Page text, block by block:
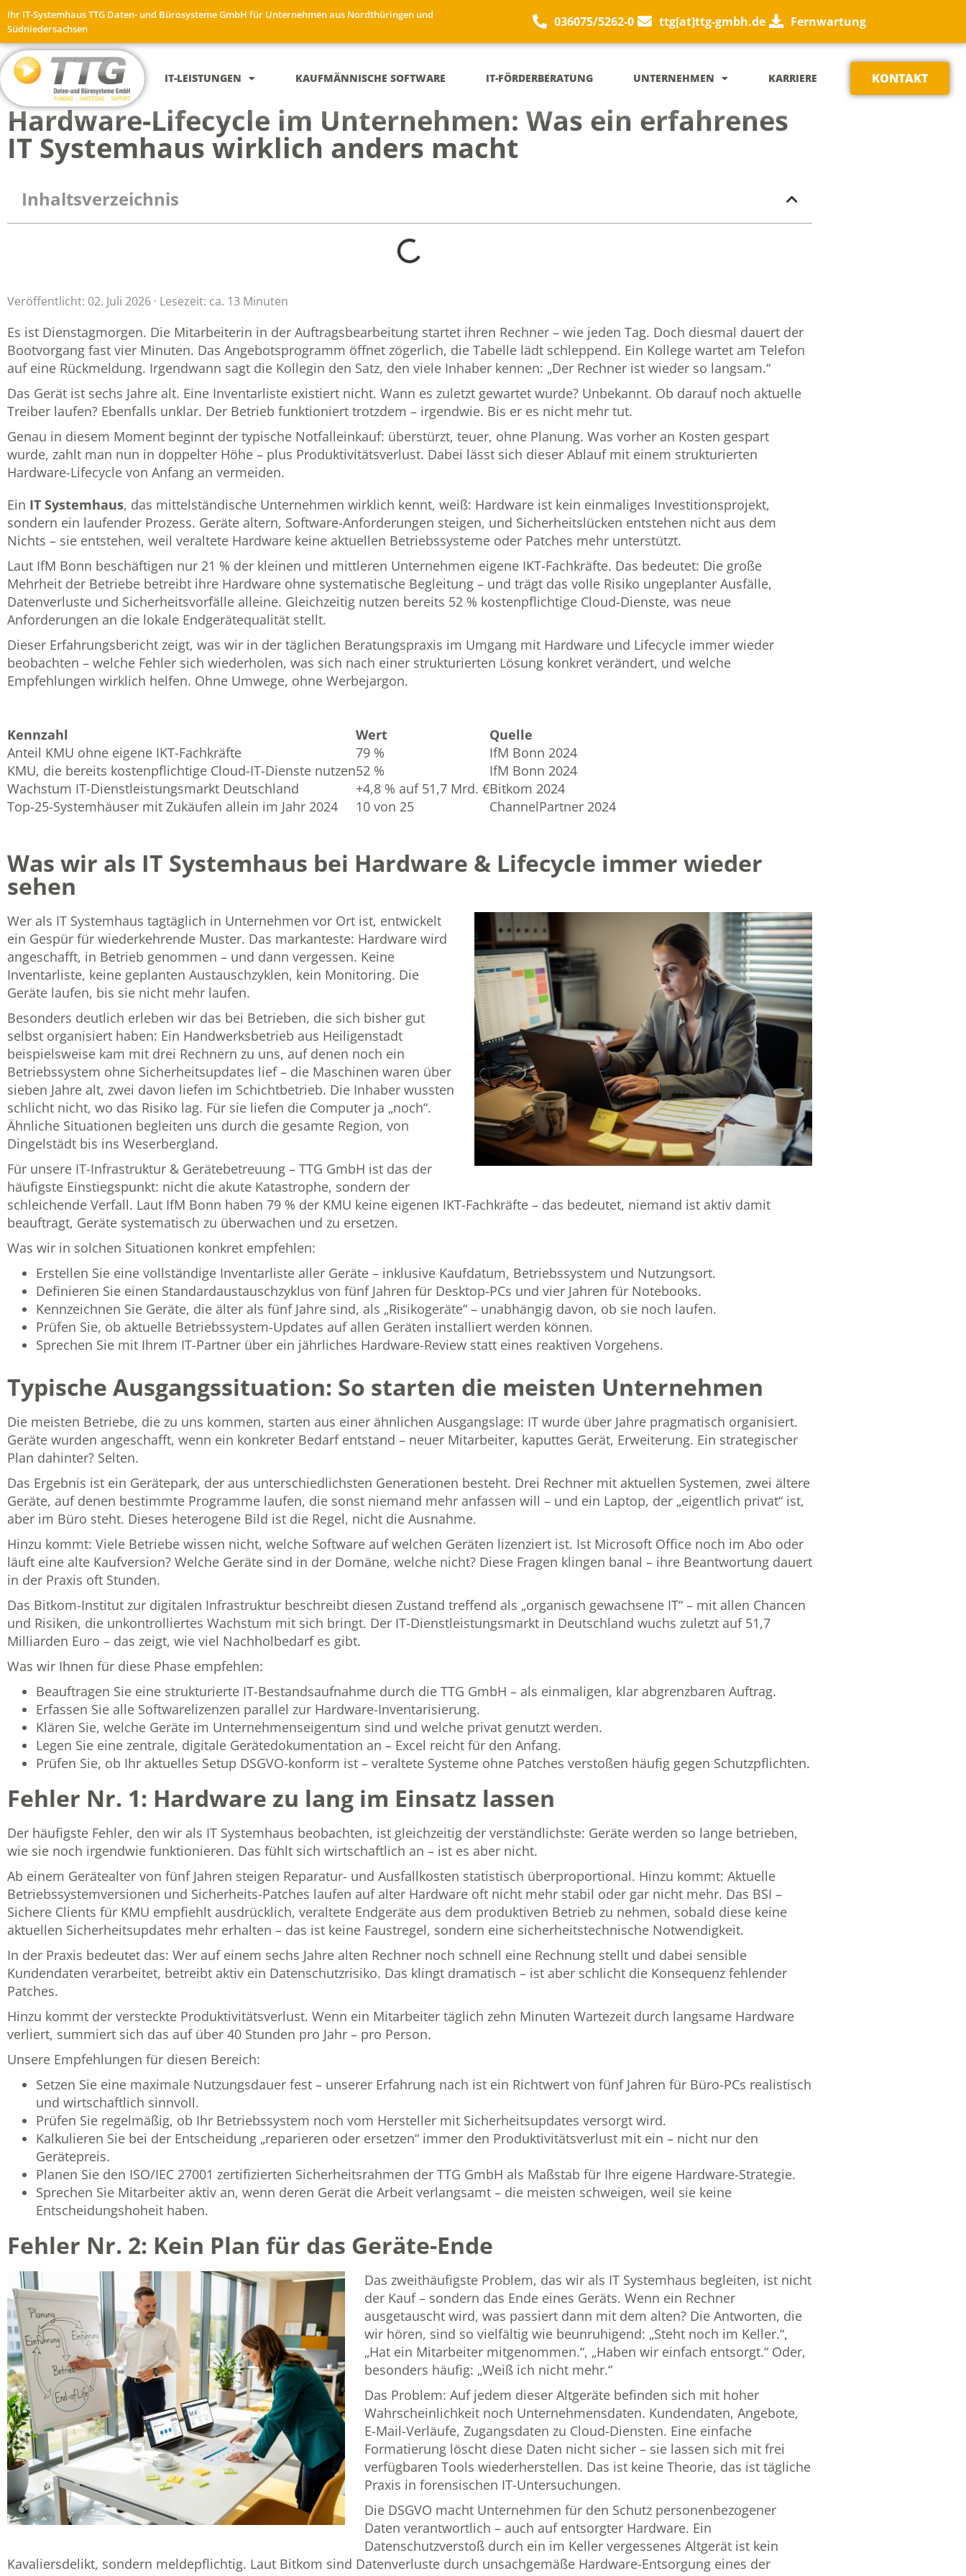
Ihr IT-Systemhaus TTG Daten- und Bürosysteme GmbH für Unternehmen aus Nordthüringen und
Südniedersachsen
036075/5262-0 ttg[at]ttg-gmbh.de Fernwartung
IT-LEISTUNGEN KAUFMÄNNISCHE SOFTWARE IT-FÖRDERBERATUNG UNTERNEHMEN KARRIERE KONTAKT
Hardware-Lifecycle im Unternehmen: Was ein erfahrenes
IT Systemhaus wirklich anders macht
Inhaltsverzeichnis
Veröffentlicht: 02. Juli 2026 · Lesezeit: ca. 13 Minuten
Es ist Dienstagmorgen. Die Mitarbeiterin in der Auftragsbearbeitung startet ihren Rechner – wie jeden Tag. Doch diesmal dauert der
Bootvorgang fast vier Minuten. Das Angebotsprogramm öffnet zögerlich, die Tabelle lädt schleppend. Ein Kollege wartet am Telefon
auf eine Rückmeldung. Irgendwann sagt die Kollegin den Satz, den viele Inhaber kennen: „Der Rechner ist wieder so langsam.“
Das Gerät ist sechs Jahre alt. Eine Inventarliste existiert nicht. Wann es zuletzt gewartet wurde? Unbekannt. Ob darauf noch aktuelle
Treiber laufen? Ebenfalls unklar. Der Betrieb funktioniert trotzdem – irgendwie. Bis er es nicht mehr tut.
Genau in diesem Moment beginnt der typische Notfalleinkauf: überstürzt, teuer, ohne Planung. Was vorher an Kosten gespart
wurde, zahlt man nun in doppelter Höhe – plus Produktivitätsverlust. Dabei lässt sich dieser Ablauf mit einem strukturierten
Hardware-Lifecycle von Anfang an vermeiden.
Ein IT Systemhaus, das mittelständische Unternehmen wirklich kennt, weiß: Hardware ist kein einmaliges Investitionsprojekt,
sondern ein laufender Prozess. Geräte altern, Software-Anforderungen steigen, und Sicherheitslücken entstehen nicht aus dem
Nichts – sie entstehen, weil veraltete Hardware keine aktuellen Betriebssysteme oder Patches mehr unterstützt.
Laut IfM Bonn beschäftigen nur 21 % der kleinen und mittleren Unternehmen eigene IKT-Fachkräfte. Das bedeutet: Die große
Mehrheit der Betriebe betreibt ihre Hardware ohne systematische Begleitung – und trägt das volle Risiko ungeplanter Ausfälle,
Datenverluste und Sicherheitsvorfälle alleine. Gleichzeitig nutzen bereits 52 % kostenpflichtige Cloud-Dienste, was neue
Anforderungen an die lokale Endgerätequalität stellt.
Dieser Erfahrungsbericht zeigt, was wir in der täglichen Beratungspraxis im Umgang mit Hardware und Lifecycle immer wieder
beobachten – welche Fehler sich wiederholen, was sich nach einer strukturierten Lösung konkret verändert, und welche
Empfehlungen wirklich helfen. Ohne Umwege, ohne Werbejargon.
Kennzahl Wert
Quelle
Anteil KMU ohne eigene IKT-Fachkräfte
79 %
IfM Bonn 2024
KMU, die bereits kostenpflichtige Cloud-IT-Dienste nutzen52 %
IfM Bonn 2024
Wachstum IT-Dienstleistungsmarkt Deutschland
+4,8 % auf 51,7 Mrd. €Bitkom 2024
Top-25-Systemhäuser mit Zukäufen allein im Jahr 2024
10 von 25 ChannelPartner 2024
Was wir als IT Systemhaus bei Hardware & Lifecycle immer wieder
sehen
Wer als IT Systemhaus tagtäglich in Unternehmen vor Ort ist, entwickelt
ein Gespür für wiederkehrende Muster. Das markanteste: Hardware wird
angeschafft, in Betrieb genommen – und dann vergessen. Keine
Inventarliste, keine geplanten Austauschzyklen, kein Monitoring. Die
Geräte laufen, bis sie nicht mehr laufen.
Besonders deutlich erleben wir das bei Betrieben, die sich bisher gut
selbst organisiert haben: Ein Handwerksbetrieb aus Heiligenstadt
beispielsweise kam mit drei Rechnern zu uns, auf denen noch ein
Betriebssystem ohne Sicherheitsupdates lief – die Maschinen waren über
sieben Jahre alt, zwei davon liefen im Schichtbetrieb. Die Inhaber wussten
schlicht nicht, wo das Risiko lag. Für sie liefen die Computer ja „noch“.
Ähnliche Situationen begleiten uns durch die gesamte Region, von
Dingelstädt bis ins Weserbergland.
Für unsere IT-Infrastruktur & Gerätebetreuung – TTG GmbH ist das der
häufigste Einstiegspunkt: nicht die akute Katastrophe, sondern der
schleichende Verfall. Laut IfM Bonn haben 79 % der KMU keine eigenen IKT-Fachkräfte – das bedeutet, niemand ist aktiv damit
beauftragt, Geräte systematisch zu überwachen und zu ersetzen.
Was wir in solchen Situationen konkret empfehlen:
Erstellen Sie eine vollständige Inventarliste aller Geräte – inklusive Kaufdatum, Betriebssystem und Nutzungsort.
Definieren Sie einen Standardaustauschzyklus von fünf Jahren für Desktop-PCs und vier Jahren für Notebooks.
Kennzeichnen Sie Geräte, die älter als fünf Jahre sind, als „Risikogeräte“ – unabhängig davon, ob sie noch laufen.
Prüfen Sie, ob aktuelle Betriebssystem-Updates auf allen Geräten installiert werden können.
Sprechen Sie mit Ihrem IT-Partner über ein jährliches Hardware-Review statt eines reaktiven Vorgehens.
Typische Ausgangssituation: So starten die meisten Unternehmen
Die meisten Betriebe, die zu uns kommen, starten aus einer ähnlichen Ausgangslage: IT wurde über Jahre pragmatisch organisiert.
Geräte wurden angeschafft, wenn ein konkreter Bedarf entstand – neuer Mitarbeiter, kaputtes Gerät, Erweiterung. Ein strategischer
Plan dahinter? Selten.
Das Ergebnis ist ein Gerätepark, der aus unterschiedlichsten Generationen besteht. Drei Rechner mit aktuellen Systemen, zwei ältere
Geräte, auf denen bestimmte Programme laufen, die sonst niemand mehr anfassen will – und ein Laptop, der „eigentlich privat“ ist,
aber im Büro steht. Dieses heterogene Bild ist die Regel, nicht die Ausnahme.
Hinzu kommt: Viele Betriebe wissen nicht, welche Software auf welchen Geräten lizenziert ist. Ist Microsoft Office noch im Abo oder
läuft eine alte Kaufversion? Welche Geräte sind in der Domäne, welche nicht? Diese Fragen klingen banal – ihre Beantwortung dauert
in der Praxis oft Stunden.
Das Bitkom-Institut zur digitalen Infrastruktur beschreibt diesen Zustand treffend als „organisch gewachsene IT“ – mit allen Chancen
und Risiken, die unkontrolliertes Wachstum mit sich bringt. Der IT-Dienstleistungsmarkt in Deutschland wuchs zuletzt auf 51,7
Milliarden Euro – das zeigt, wie viel Nachholbedarf es gibt.
Was wir Ihnen für diese Phase empfehlen:
Beauftragen Sie eine strukturierte IT-Bestandsaufnahme durch die TTG GmbH – als einmaligen, klar abgrenzbaren Auftrag.
Erfassen Sie alle Softwarelizenzen parallel zur Hardware-Inventarisierung.
Klären Sie, welche Geräte im Unternehmenseigentum sind und welche privat genutzt werden.
Legen Sie eine zentrale, digitale Gerätedokumentation an – Excel reicht für den Anfang.
Prüfen Sie, ob Ihr aktuelles Setup DSGVO-konform ist – veraltete Systeme ohne Patches verstoßen häufig gegen Schutzpflichten.
Fehler Nr. 1: Hardware zu lang im Einsatz lassen
Der häufigste Fehler, den wir als IT Systemhaus beobachten, ist gleichzeitig der verständlichste: Geräte werden so lange betrieben,
wie sie noch irgendwie funktionieren. Das fühlt sich wirtschaftlich an – ist es aber nicht.
Ab einem Gerätealter von fünf Jahren steigen Reparatur- und Ausfallkosten statistisch überproportional. Hinzu kommt: Aktuelle
Betriebssystemversionen und Sicherheits-Patches laufen auf alter Hardware oft nicht mehr stabil oder gar nicht mehr. Das BSI –
Sichere Clients für KMU empfiehlt ausdrücklich, veraltete Endgeräte aus dem produktiven Betrieb zu nehmen, sobald diese keine
aktuellen Sicherheitsupdates mehr erhalten – das ist keine Faustregel, sondern eine sicherheitstechnische Notwendigkeit.
In der Praxis bedeutet das: Wer auf einem sechs Jahre alten Rechner noch schnell eine Rechnung stellt und dabei sensible
Kundendaten verarbeitet, betreibt aktiv ein Datenschutzrisiko. Das klingt dramatisch – ist aber schlicht die Konsequenz fehlender
Patches.
Hinzu kommt der versteckte Produktivitätsverlust. Wenn ein Mitarbeiter täglich zehn Minuten Wartezeit durch langsame Hardware
verliert, summiert sich das auf über 40 Stunden pro Jahr – pro Person.
Unsere Empfehlungen für diesen Bereich:
Setzen Sie eine maximale Nutzungsdauer fest – unserer Erfahrung nach ist ein Richtwert von fünf Jahren für Büro-PCs realistisch
und wirtschaftlich sinnvoll.
Prüfen Sie regelmäßig, ob Ihr Betriebssystem noch vom Hersteller mit Sicherheitsupdates versorgt wird.
Kalkulieren Sie bei der Entscheidung „reparieren oder ersetzen“ immer den Produktivitätsverlust mit ein – nicht nur den
Gerätepreis.
Planen Sie den ISO/IEC 27001 zertifizierten Sicherheitsrahmen der TTG GmbH als Maßstab für Ihre eigene Hardware-Strategie.
Sprechen Sie Mitarbeiter aktiv an, wenn deren Gerät die Arbeit verlangsamt – die meisten schweigen, weil sie keine
Entscheidungshoheit haben.
Fehler Nr. 2: Kein Plan für das Geräte-Ende
Das zweithäufigste Problem, das wir als IT Systemhaus begleiten, ist nicht
der Kauf – sondern das Ende eines Geräts. Wenn ein Rechner
ausgetauscht wird, was passiert dann mit dem alten? Die Antworten, die
wir hören, sind so vielfältig wie beunruhigend: „Steht noch im Keller.“,
„Hat ein Mitarbeiter mitgenommen.“, „Haben wir einfach entsorgt.“ Oder,
besonders häufig: „Weiß ich nicht mehr.“
Das Problem: Auf jedem dieser Altgeräte befinden sich mit hoher
Wahrscheinlichkeit noch Unternehmensdaten. Kundendaten, Angebote,
E-Mail-Verläufe, Zugangsdaten zu Cloud-Diensten. Eine einfache
Formatierung löscht diese Daten nicht sicher – sie lassen sich mit frei
verfügbaren Tools wiederherstellen. Das ist keine Theorie, das ist tägliche
Praxis in forensischen IT-Untersuchungen.
Die DSGVO macht Unternehmen für den Schutz personenbezogener
Daten verantwortlich – auch auf entsorgter Hardware. Ein
Datenschutzverstoß durch ein im Keller vergessenes Altgerät ist kein
Kavaliersdelikt, sondern meldepflichtig. Laut Bitkom sind Datenverluste durch unsachgemäße Hardware-Entsorgung eines der